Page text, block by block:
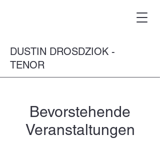
DUSTIN DROSDZIOK -
TENOR
Bevorstehende
Veranstaltungen